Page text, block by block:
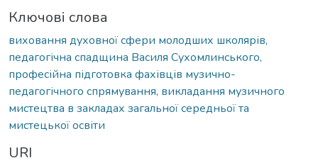
Ключові слова
виховання духовної сфери молодших школярів,
педагогічна спадщина Василя Сухомлинського,
професійна підготовка фахівців музично-
педагогічного спрямування, викладання музичного
мистецтва в закладах загальної середньої та
мистецької освіти
URI